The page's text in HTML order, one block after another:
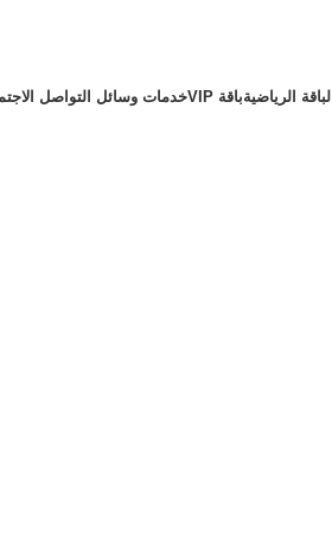
الباقة الرياضيةباقة VIP خدمات وسائل التواصل